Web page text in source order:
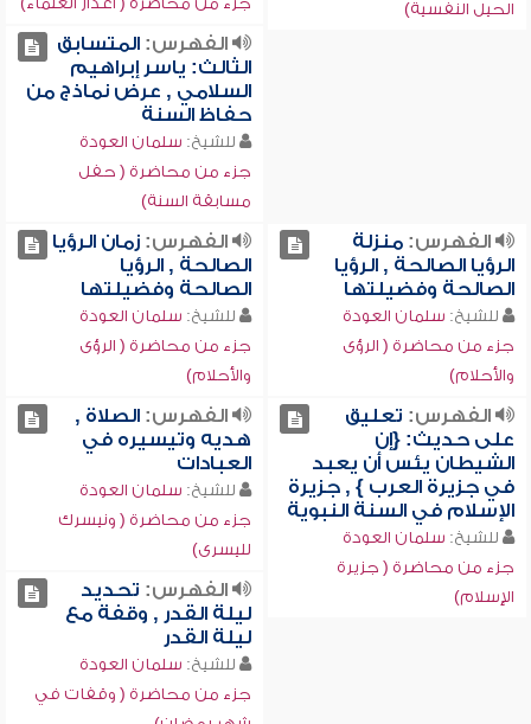
الحيل النفسية)
الفهرس:المتسابق
الثالث: ياسر إبراهيم
السلامي , عرض نماذج من
حفاظ السنة
للشيخ: سلمان العودة
جزء من محاضرة ( حفل
مسابقة السنة)
الفهرس:منزلة
الرؤيا الصالحة , الرؤيا
الصالحة وفضيلتها
للشيخ: سلمان العودة
جزء من محاضرة ( الرؤى
والأحلام)
الفهرس:زمان الرؤيا
الصالحة , الرؤيا
الصالحة وفضيلتها
للشيخ: سلمان العودة
جزء من محاضرة ( الرؤى
والأحلام)
الفهرس: تعليق
على حديث: {إن
الشيطان يئس أن يعبد
في جزيرة العرب } , جزيرة
الإسلام في السنة النبوية
للشيخ: سلمان العودة
جزء من محاضرة ( جزيرة
الإسلام)
الفهرس:الصلاة ,
هديه وتيسيره في
العبادات
للشيخ: سلمان العودة
جزء من محاضرة ( ونيسرك
لليسرى)
الفهرس: تحديد
ليلة القدر , وقفة مع
ليلة القدر
للشيخ: سلمان العودة
جزء من محاضرة ( وقفات في